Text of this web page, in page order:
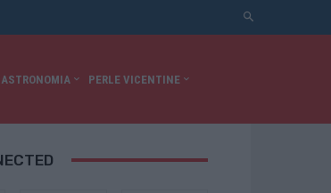
PERLE VICENTINE